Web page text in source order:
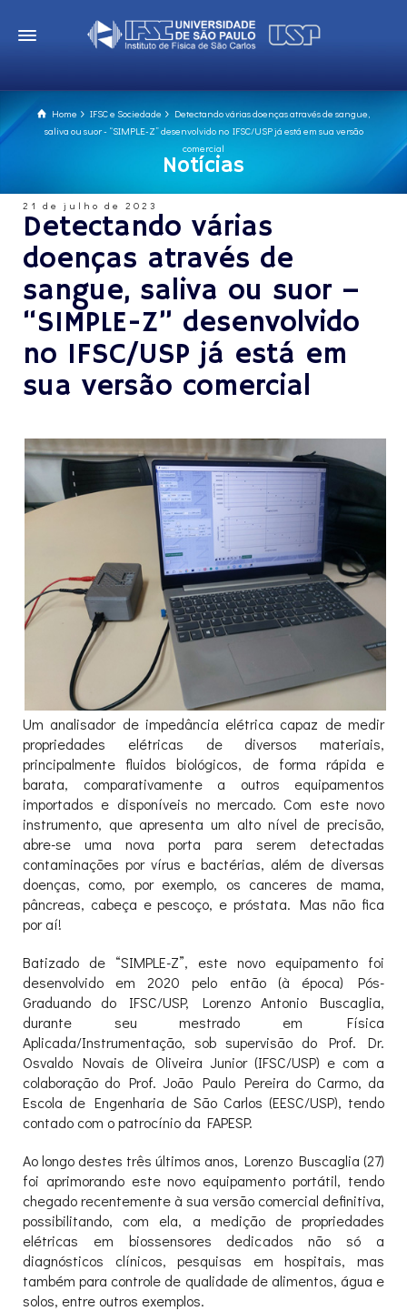
Home IFSC e Sociedade
Detectando várias doenças através de sangue,
saliva ou suor - “SIMPLE-Z” desenvolvido no IFSC/USP já está em sua versão
comercial
Notícias
21 de julho de 2023
Detectando várias
doenças através de
sangue, saliva ou suor –
“SIMPLE-Z” desenvolvido
no IFSC/USP já está em
sua versão comercial
Um analisador de impedância elétrica capaz de medir
propriedades elétricas de diversos materiais,
principalmente fluidos biológicos, de forma rápida e
barata, comparativamente a outros equipamentos
importados e disponíveis no mercado. Com este novo
instrumento, que apresenta um alto nível de precisão,
abre-se uma nova porta para serem detectadas
contaminações por vírus e bactérias, além de diversas
doenças, como, por exemplo, os canceres de mama,
pâncreas, cabeça e pescoço, e próstata. Mas não fica
por aí!
Batizado de “SIMPLE-Z”, este novo equipamento foi
desenvolvido em 2020 pelo então (à época) Pós-
Graduando do IFSC/USP, Lorenzo Antonio Buscaglia,
durante seu mestrado em Física
Aplicada/Instrumentação, sob supervisão do Prof. Dr.
Osvaldo Novais de Oliveira Junior (IFSC/USP) e com a
colaboração do Prof. João Paulo Pereira do Carmo, da
Escola de Engenharia de São Carlos (EESC/USP), tendo
contado com o patrocínio da FAPESP.
Ao longo destes três últimos anos, Lorenzo Buscaglia (27)
foi aprimorando este novo equipamento portátil, tendo
chegado recentemente à sua versão comercial definitiva,
possibilitando, com ela, a medição de propriedades
elétricas em biossensores dedicados não só a
diagnósticos clínicos, pesquisas em hospitais, mas
também para controle de qualidade de alimentos, água e
solos, entre outros exemplos.